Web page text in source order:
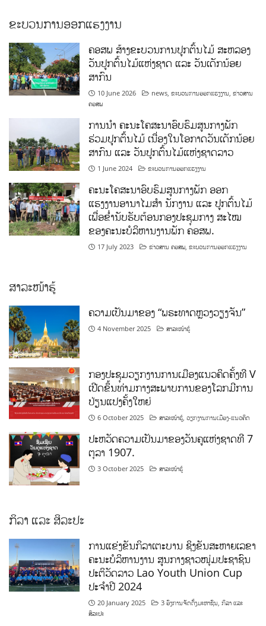
ຂະບວນການອອກແຮງງານ
ຄອສພ ສ້າງຂະບວນການປູກຕົ້ນໄມ້ ສະຫລອງ
ວັນປູກຕົ້ນໄມ້ແຫ່ງຊາດ ແລະ ວັນເດັກນ້ອຍ
ສາກົນ
10 June 2026 news ,ຂະບວນການອອກແຮງງານ ,ຂ່າວສານ
ຄອສພ
ການນໍາ ຄະນະໂຄສະນາອົບຮົມສູນກາງພັກ
ຮ່ວມປູກຕົ້ນໄມ້ ເນື່ອງໃນໂອກາດວັນເດັກນ້ອຍ
ສາກົນ ແລະ ວັນປູກຕົ້ນໄມ້ແຫ່ງຊາດລາວ
1 June 2024 ຂະບວນການອອກແຮງງານ
ຄະນະໂຄສະນາອົບຮົມສູນກາງພັກ ອອກ
ແຮງງານອານາໄມສໍາ ນັກງານ ແລະ ປູກຕົ້ນໄມ້
ເພື່ອຂໍ່ານັບຮັບຕ້ອນກອງປະຊຸມກາງ ສະໄໝ
ຂອງຄະນະບໍລິຫານງານພັກ ຄອສພ.
17 July 2023 ຂ່າວສານ ຄອສພ ,ຂະບວນການອອກແຮງງານ
ສາລະໜ້າຮູ້
ຄວາມເປັນມາຂອງ “ພຣະທາດຫຼວງວຽງຈັນ”
4 November 2025 ສາລະໜ້າຮູ້
ກອງປະຊຸມວຽກງານການເມືອງແນວຄິດຄັ້ງທີ V
ເປີດຂຶ້ນທ່າມກາງສະພາບການຂອງໂລກມີການ
ປ່ຽນແປງຄັ້ງໃຫຍ່
6 October 2025 ສາລະໜ້າຮູ້,ວຽກງານການເມືອງ-ແນວຄິດ
ປະຫວັດຄວາມເປັນມາຂອງວັນຄູແຫ່ງຊາດທີ 7
ຕຸລາ 1907.
3 October 2025 ສາລະໜ້າຮູ້
ກິລາ ແລະ ສິລະປະ
ການແຂ່ງຂັນກິລາເຕະບານ ຊິງຂັນສະຫາຍເລຂາ
ຄະນະບໍລິຫານງານ ສູນກາງຊາວໜຸ່ມປະຊາຊົນ
ປະຕິວັດລາວ Lao Youth Union Cup
ປະຈຳປີ 2024
20 January 2025 3 ອົງການຈັດຕັ້ງມະຫາຊົນ ,ກິລາ ແລະ
ສິລະປະ